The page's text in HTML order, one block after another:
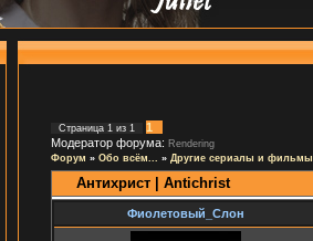
Страница 1 из 1
1
Модератор форума: Rendering
Форум » Обо всём... » Другие сериалы и фильмы
Антихрист | Antichrist
Фиолетовый_Слон